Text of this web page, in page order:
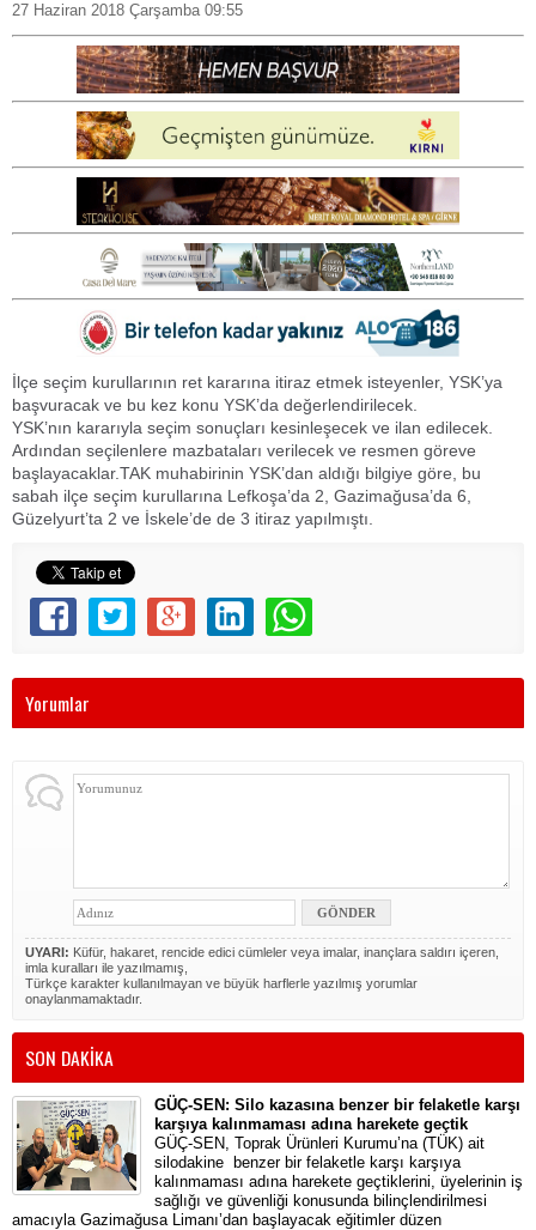
27 Haziran 2018 Çarşamba 09:55
İlçe seçim kurullarının ret kararına itiraz etmek isteyenler, YSK’ya
başvuracak ve bu kez konu YSK’da değerlendirilecek.
YSK’nın kararıyla seçim sonuçları kesinleşecek ve ilan edilecek.
Ardından seçilenlere mazbataları verilecek ve resmen göreve
başlayacaklar.TAK muhabirinin YSK’dan aldığı bilgiye göre, bu
sabah ilçe seçim kurullarına Lefkoşa’da 2, Gazimağusa’da 6,
Güzelyurt’ta 2 ve İskele’de de 3 itiraz yapılmıştı.
Yorumlar
UYARI: Küfür, hakaret, rencide edici cümleler veya imalar, inançlara saldırı içeren,
imla kuralları ile yazılmamış,
Türkçe karakter kullanılmayan ve büyük harflerle yazılmış yorumlar
onaylanmamaktadır.
SON DAKİKA
GÜÇ-SEN: Silo kazasına benzer bir felaketle karşı
karşıya kalınmaması adına harekete geçtik
GÜÇ-SEN, Toprak Ürünleri Kurumu’na (TÜK) ait
silodakine benzer bir felaketle karşı karşıya
kalınmaması adına harekete geçtiklerini, üyelerinin iş
sağlığı ve güvenliği konusunda bilinçlendirilmesi
amacıyla Gazimağusa Limanı’dan başlayacak eğitimler düzen